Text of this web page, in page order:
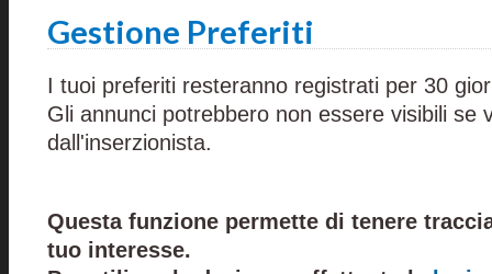
Gestione Preferiti
I tuoi preferiti resteranno registrati per 30
Gli annunci potrebbero non essere visibili se
dall'inserzionista.
Questa funzione permette di tenere
tuo interesse.